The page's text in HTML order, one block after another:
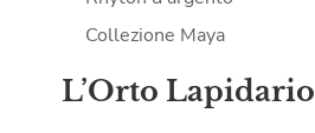
Collezione Maya
L’Orto Lapidario